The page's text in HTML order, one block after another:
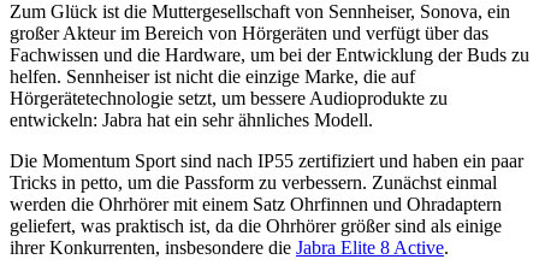
Zum Glück ist die Muttergesellschaft von Sennheiser, Sonova, ein
großer Akteur im Bereich von Hörgeräten und verfügt über das
Fachwissen und die Hardware, um bei der Entwicklung der Buds zu
helfen. Sennheiser ist nicht die einzige Marke, die auf
Hörgerätetechnologie setzt, um bessere Audioprodukte zu
entwickeln: Jabra hat ein sehr ähnliches Modell.
Die Momentum Sport sind nach IP55 zertifiziert und haben ein paar
Tricks in petto, um die Passform zu verbessern. Zunächst einmal
werden die Ohrhörer mit einem Satz Ohrfinnen und Ohradaptern
geliefert, was praktisch ist, da die Ohrhörer größer sind als einige
ihrer Konkurrenten, insbesondere die Jabra Elite 8 Active.